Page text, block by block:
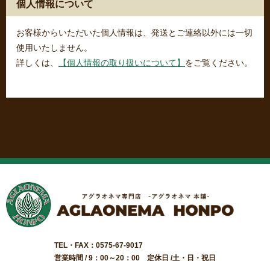
個人情報について
お客様からいただいた個人情報は、発送とご連絡以外には一切
使用いたしません。
詳しくは、
【個人情報の取り扱いについて】 をご覧ください。
TEL・FAX：0575-67-9017
営業時間 / 9：00～20：00 定休日 /土・日・祝日